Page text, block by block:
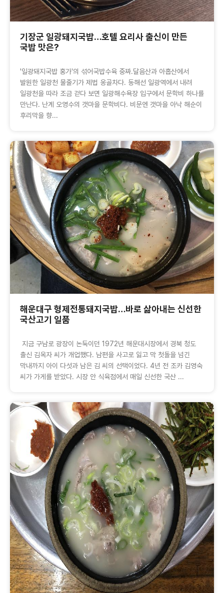
기장군 일광돼지국밥…호텔 요리사 출신이 만든
국밥 맛은?
'일광돼지국밥 홍가'의 섞어국밥수육 중짜.달음산과 아홉산에서
발원한 일광천 물줄기가 제법 옹골차다. 동해선 일광역에서 내려
일광천을 따라 조금 걷다 보면 일광해수욕장 입구에서 문학비 하나를
만난다. 난계 오영수의 갯마을 문학비다. 비문엔 갯마을 아낙 해순이
후리막을 향...
해운대구 형제전통돼지국밥…바로 삶아내는 신선한
국산고기 일품
지금 구남로 광장이 논둑이던 1972년 해운대시장에서 경북 청도
출신 김옥자 씨가 개업했다. 남편을 사고로 잃고 막 첫돌을 넘긴
막내까지 아이 다섯과 남은 김 씨의 선택이었다. 4년 전 조카 김영숙
씨가 가게를 받았다. 시장 안 식육점에서 매일 신선한 국산 ...